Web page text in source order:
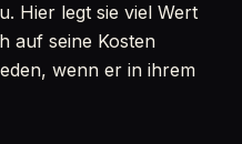
Hier legt sie viel Wert
auf seine Kosten
wenn er in ihrem